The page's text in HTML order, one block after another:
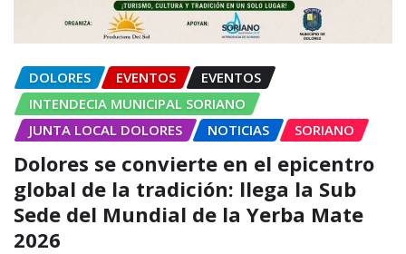
DOLORES EVENTOS
EVENTOS
INTENDECIA MUNICIPAL SORIANO
JUNTA LOCAL DOLORES
NOTICIAS SORIANO
Dolores se convierte en el epicentro
global de la tradición: llega la Sub
Sede del Mundial de la Yerba Mate
2026